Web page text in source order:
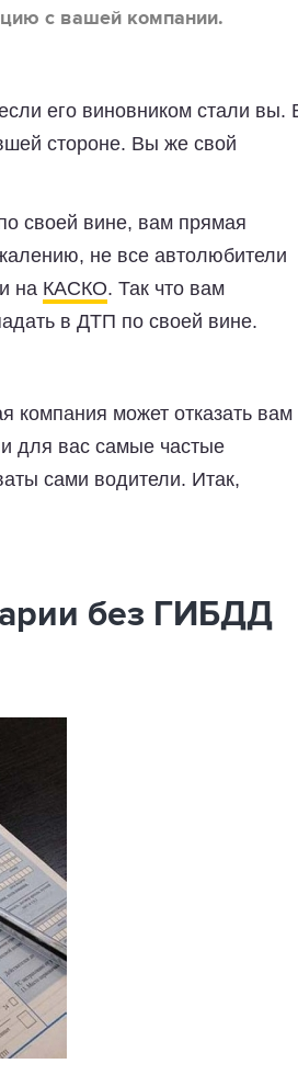
с вашей компании.
его виновником стали вы.
стороне. Вы же свой
своей вине, вам прямая
не все автолюбители
на КАСКО. Так что вам
в ДТП по своей вине.
компания может отказать вам
для вас самые частые
сами водители. Итак,
без ГИБДД